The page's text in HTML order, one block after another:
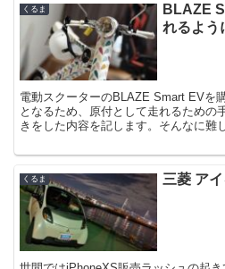
くるま
BLAZE
れるよう
電動スクーターのBLAZE Smart EVを
となるため、原付として走れるための
きをした内容を記します。そんなに難
くるま 三菱 ア